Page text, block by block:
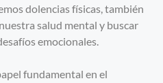
dolencias físicas, también
salud mental y buscar
emocionales.
fundamental en el